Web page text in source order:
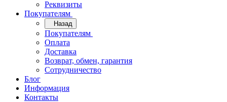
Реквизиты
Покупателям
Назад
Покупателям
Оплата
Доставка
Возврат, обмен, гарантия
Сотрудничество
Блог
Информация
Контакты